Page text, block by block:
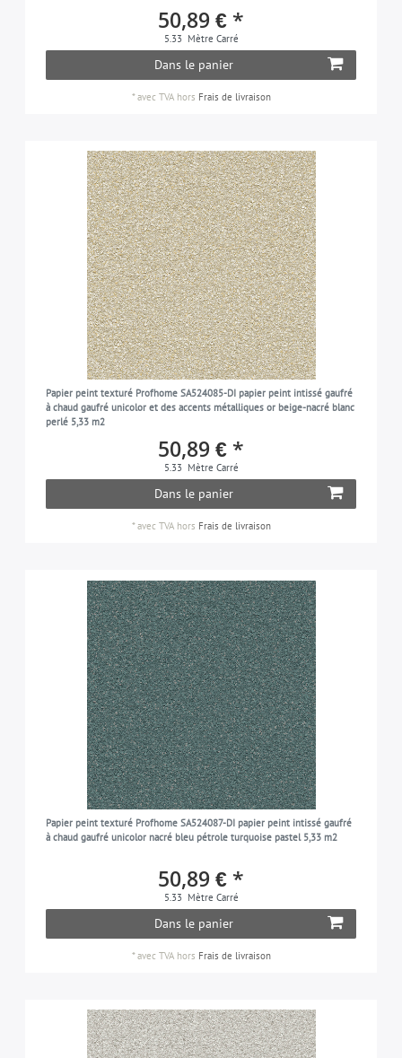
50,89 € *
5.33 Mètre Carré
Dans le panier
*avec TVAhors Frais de livraison
Papier peint texturé Profhome SA524085-DI papier peint intissé gaufré
à chaud gaufré unicolor et des accents métalliques or beige-nacré blanc
perlé 5,33 m2
50,89 € *
5.33 Mètre Carré
Dans le panier
*avec TVAhors Frais de livraison
Papier peint texturé Profhome SA524087-DI papier peint intissé gaufré
à chaud gaufré unicolor nacré bleu pétrole turquoise pastel 5,33 m2
50,89 € *
5.33 Mètre Carré
Dans le panier
*avec TVAhors Frais de livraison